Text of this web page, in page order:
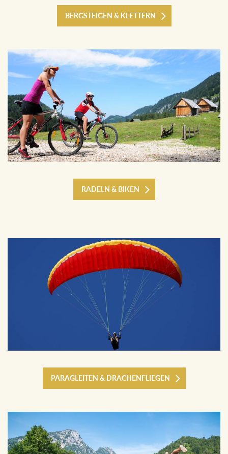
BERGSTEIGEN & KLETTERN
RADELN & BIKEN
PARAGLEITEN & DRACHENFLIEGEN